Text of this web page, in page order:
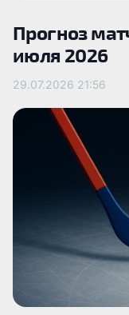
Прогноз
июля 2026
29.07.2026 21:56